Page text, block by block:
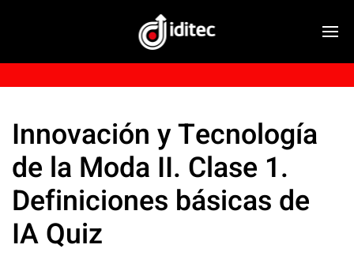
Innovación y Tecnología
de la Moda II. Clase 1.
Definiciones básicas de
IA Quiz